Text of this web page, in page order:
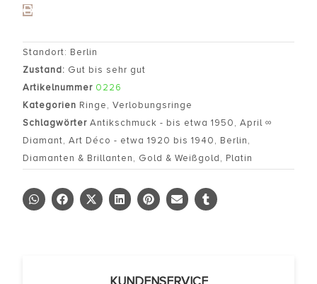
Standort: Berlin
Zustand: Gut bis sehr gut
Artikelnummer 0226
Kategorien Ringe, Verlobungsringe
Schlagwörter Antikschmuck - bis etwa 1950, April ∞
Diamant, Art Déco - etwa 1920 bis 1940, Berlin,
Diamanten & Brillanten, Gold & Weißgold, Platin